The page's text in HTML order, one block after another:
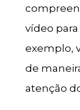
vídeo
exemplo,
de
atenção